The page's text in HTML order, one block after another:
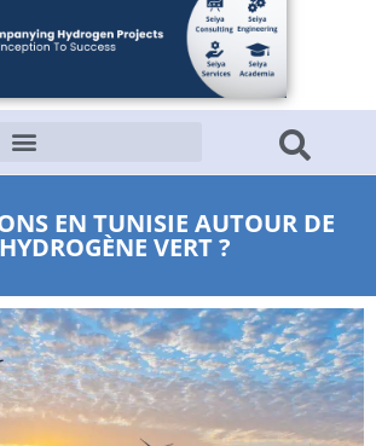
EN TUNISIE AUTOUR DE
VERT ?